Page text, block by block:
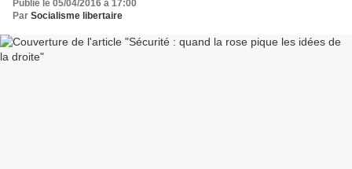
Publié le 05/04/2016 à 17:00
Par Socialisme libertaire